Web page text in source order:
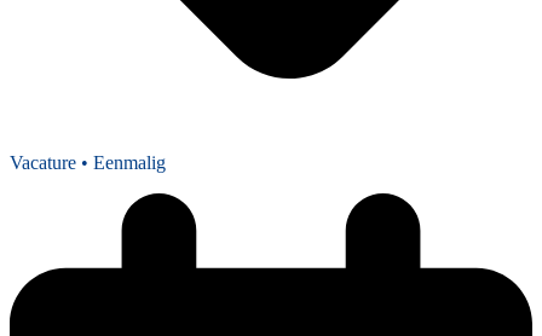
Vacature • Eenmalig